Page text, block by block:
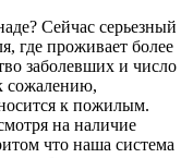
Сейчас серьезный
где проживает более
заболевших и число
сожалению,
к пожилым.
на наличие
что наша система